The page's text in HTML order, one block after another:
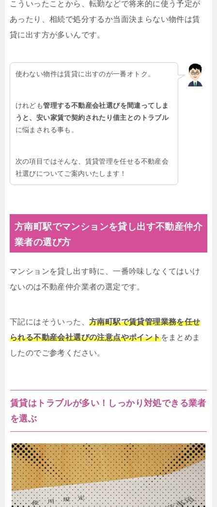
こういったことから、転勤などで将来的に使う予定が
あったり、相続で処分するか当面決まらない物件は賃
貸に出す方が多いんです。
使わない物件は賃貸に出すのが一番オトク。
けれども管理する不動産会社選びを間違ってしま
うと、安い家賃で契約されたり借主とのトラブル
に悩まされる事も。
次の項目ではそんな、賃貸管理を任せる不動産会
社選びについてご案内いたします！
方南町駅でマンションを貸し出す不動産仲介
業者の選び方
マンションを貸し出す時に、一番吟味しなくてはいけ
ないのは不動産仲介業者の選定です。
下記にはそういった、 方南町駅で賃貸管理業務を任せ
られる不動産会社選びの注意点やポイントをまとめま
したのでご参考ください。
賃貸はトラブルが多い！しっかり対処できる業者
を選ぶ